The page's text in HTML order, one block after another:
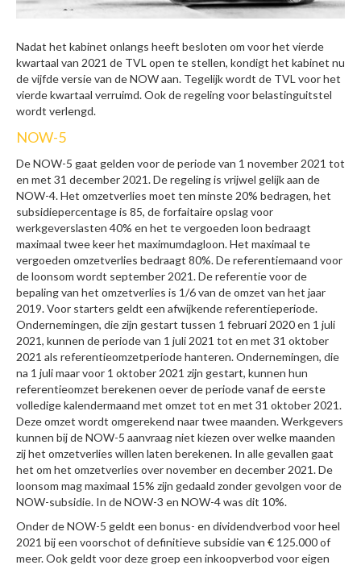
Nadat het kabinet onlangs heeft besloten om voor het vierde
kwartaal van 2021 de TVL open te stellen, kondigt het kabinet nu
de vijfde versie van de NOW aan. Tegelijk wordt de TVL voor het
vierde kwartaal verruimd. Ook de regeling voor belastinguitstel
wordt verlengd.
NOW-5
De NOW-5 gaat gelden voor de periode van 1 november 2021 tot
en met 31 december 2021. De regeling is vrijwel gelijk aan de
NOW-4. Het omzetverlies moet ten minste 20% bedragen, het
subsidiepercentage is 85, de forfaitaire opslag voor
werkgeverslasten 40% en het te vergoeden loon bedraagt
maximaal twee keer het maximumdagloon. Het maximaal te
vergoeden omzetverlies bedraagt 80%. De referentiemaand voor
de loonsom wordt september 2021. De referentie voor de
bepaling van het omzetverlies is 1/6 van de omzet van het jaar
2019. Voor starters geldt een afwijkende referentieperiode.
Ondernemingen, die zijn gestart tussen 1 februari 2020 en 1 juli
2021, kunnen de periode van 1 juli 2021 tot en met 31 oktober
2021 als referentieomzetperiode hanteren. Ondernemingen, die
na 1 juli maar voor 1 oktober 2021 zijn gestart, kunnen hun
referentieomzet berekenen oever de periode vanaf de eerste
volledige kalendermaand met omzet tot en met 31 oktober 2021.
Deze omzet wordt omgerekend naar twee maanden. Werkgevers
kunnen bij de NOW-5 aanvraag niet kiezen over welke maanden
zij het omzetverlies willen laten berekenen. In alle gevallen gaat
het om het omzetverlies over november en december 2021. De
loonsom mag maximaal 15% zijn gedaald zonder gevolgen voor de
NOW-subsidie. In de NOW-3 en NOW-4 was dit 10%.
Onder de NOW-5 geldt een bonus- en dividendverbod voor heel
2021 bij een voorschot of definitieve subsidie van € 125.000 of
meer. Ook geldt voor deze groep een inkoopverbod voor eigen